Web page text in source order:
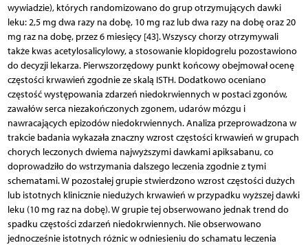
wywiadzie), których randomizowano do grup otrzymujących dawki
leku: 2,5 mg dwa razy na dobę, 10 mg raz lub dwa razy na dobę oraz 20
mg raz na dobę, przez 6 miesięcy [43]. Wszyscy chorzy otrzymywali
także kwas acetylosalicylowy, a stosowanie klopidogrelu pozostawiono
do decyzji lekarza. Pierwszorzędowy punkt końcowy obejmował ocenę
częstości krwawień zgodnie ze skalą ISTH. Dodatkowo oceniano
częstość występowania zdarzeń niedokrwiennych w postaci zgonów,
zawałów serca niezakończonych zgonem, udarów mózgu i
nawracających epizodów niedokrwiennych. Analiza przeprowadzona w
trakcie badania wykazała znaczny wzrost częstości krwawień w grupach
chorych leczonych dwiema najwyższymi dawkami apiksabanu, co
doprowadziło do wstrzymania dalszego leczenia zgodnie z tymi
schematami. W pozostałej grupie stwierdzono wzrost częstości dużych
lub istotnych klinicznie niedużych krwawień w przypadku wyższej dawki
leku (10 mg raz na dobę). W grupie tej obserwowano jednak trend do
spadku częstości zdarzeń niedokrwiennych. Nie obserwowano
jednocześnie istotnych różnic w odniesieniu do schamatu leczenia